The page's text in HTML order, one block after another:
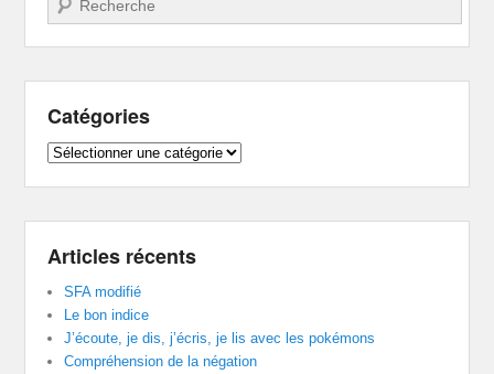
Catégories
Catégories
Articles récents
SFA modifié
Le bon indice
J’écoute, je dis, j’écris, je lis avec les pokémons
Compréhension de la négation